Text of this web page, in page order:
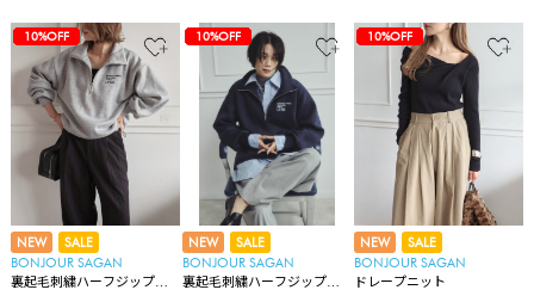
83%OFF
10%OFF
10%OFF
10%OFF
10%OFF
10%OFF
NEW
SALE
BONJOUR SAGAN
裏起毛刺繍ハーフジップス
83%OFF
10%OFF
10%OFF
10%OFF
10%OFF
10%OFF
10%OFF
NEW
SALE
BONJOUR SAGAN
裏起毛刺繍ハーフジップス
83%OFF
10%OFF
10%OFF
10%OFF
10%OFF
10%OFF
10%OFF
10%OFF
NEW
SALE
BONJOUR SAGAN
ドレープニット